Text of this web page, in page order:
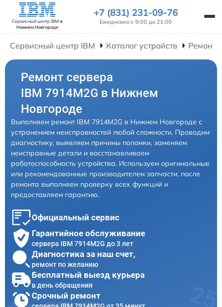
Сервисный центр IBM в
Нижнем Новгороде
+7 (831) 231-09-76
Ежедневно с 9:00 до 21:00
Сервисный центр IBM Каталог устройств Ремонт
Ремонт сервера
IBM 7914M2G в Нижнем
Новгороде
Выполняем ремонт IBM 7914M2G в Нижнем Новгороде с
устранением неисправностей любой сложности. Проводим
диагностику, выявляем причины поломки, заменяем
неисправные детали и восстанавливаем
работоспособность устройства. Используем оригинальные
или рекомендованные производителем запчасти, после
ремонта выполняем проверку всех функций и
предоставляем гарантию.
Официальный сервис
Гарантийное обслуживание
сервера IBM 7914M2G до 3 лет
Диагностика за наш счет,
ремонт по желанию
Бесплатный выезд курьера
в день обращения
Срочный ремонт